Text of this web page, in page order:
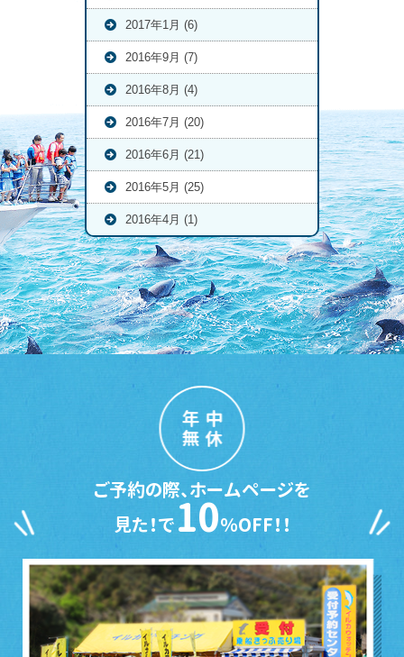
2017年1月 (6)
2016年9月 (7)
2016年8月 (4)
2016年7月 (20)
2016年6月 (21)
2016年5月 (25)
2016年4月 (1)
年中
無休
ご予約の際、ホームページを
見た！で10％OFF！！